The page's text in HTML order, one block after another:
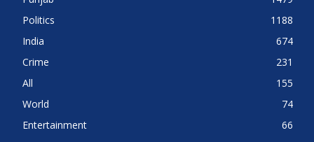
Politics
1188
India
674
Crime
231
All
155
World
74
Entertainment
66